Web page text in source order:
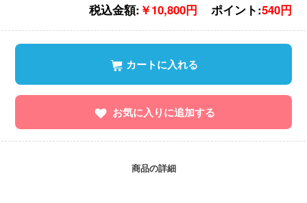
税込金額: ￥10,800円 ポイント:540円
カートに入れる
お気に入りに追加する
商品の詳細